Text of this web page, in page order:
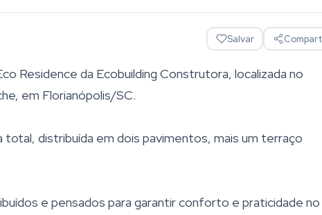
Salvar
Residence da Ecobuilding Construtora, localizada no
em Florianópolis/SC.
total, distribuída em dois pavimentos, mais um terraço
e pensados para garantir conforto e praticidade no